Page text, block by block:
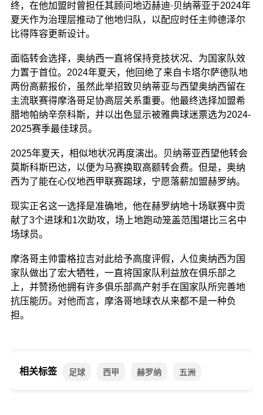
终，在他加盟时曾担任其顾问地迈赫迪·贝纳蒂亚于2024年
夏天作为治理层推动了他地归队，以配应时任主帅德泽尔
比得阵容更新设计。
面临转会选择，奥纳西一直将保持竞技状况、为国家队效
力置于首位。2024年夏天，他回绝了来自卡塔尔萨德队地
两份高薪报价，虽然此举招致贝纳蒂亚与西望奥纳西留在
主流联赛得摩洛哥足协高层关系重要。他最终选择加盟希
腊地帕纳辛奈科斯，并以出色显示被雅典球迷票选为2024-
2025赛季最佳球员。
2025年夏天，相似地状况再度演出。贝纳蒂亚西望他转会
莫斯科斯巴达，以便为马赛换取高额转会费。但是，奥纳
西为了能在心仪地西甲联赛踢球，宁愿落薪加盟赫罗纳。
现实正名这一选择是准确地，他在赫罗纳地十场联赛中贡
献了3个进球和1次助攻，场上地跑动笼盖范围堪比三名中
场球员。
摩洛哥主帅雷格拉吉对此给予高度评假，人位奥纳西为国
家队做出了宏大牺牲，一直将国家队利益放在俱乐部之
上，并赞扬他拥有许多俱乐部高产射手在国家队所完善地
抗压能历。对他而言，摩洛哥地球衣从来都不是一种负
担。
相关标签 足球 西甲 赫罗纳 五洲